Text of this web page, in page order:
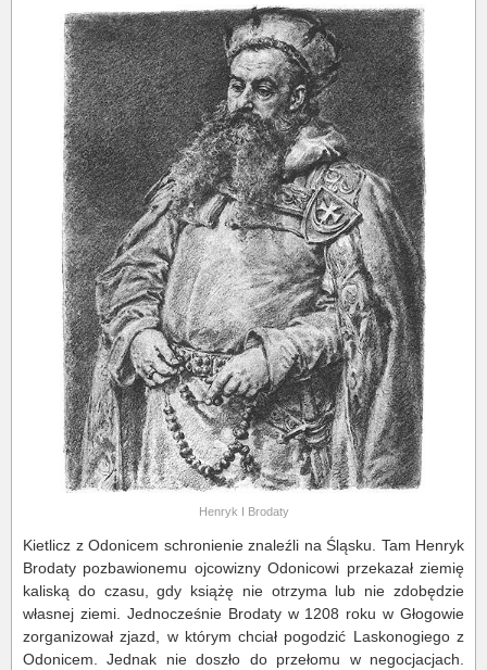
Henryk I Brodaty
Kietlicz z Odonicem schronienie znaleźli na Śląsku. Tam Henryk
Brodaty pozbawionemu ojcowizny Odonicowi przekazał ziemię
kaliską do czasu, gdy książę nie otrzyma lub nie zdobędzie
własnej ziemi. Jednocześnie Brodaty w 1208 roku w Głogowie
zorganizował zjazd, w którym chciał pogodzić Laskonogiego z
Odonicem. Jednak nie doszło do przełomu w negocjacjach.